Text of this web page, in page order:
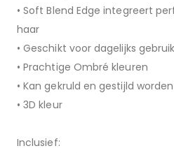
• Soft Blend Edge integreert
haar
• Geschikt voor dagelijks gebruik
• Prachtige Ombré kleuren
• Kan gekruld en gestijld
• 3D kleur
Inclusief: